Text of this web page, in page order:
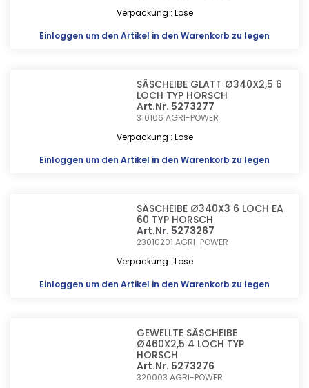
Verpackung : Lose
Einloggen um den Artikel in den Warenkorb zu legen
SÄSCHEIBE GLATT Ø340X2,5 6
LOCH TYP HORSCH
Art.Nr. 5273277
310106AGRI-POWER
Verpackung : Lose
Einloggen um den Artikel in den Warenkorb zu legen
SÄSCHEIBE Ø340X3 6 LOCH EA
60 TYP HORSCH
Art.Nr. 5273267
23010201AGRI-POWER
Verpackung : Lose
Einloggen um den Artikel in den Warenkorb zu legen
GEWELLTE SÄSCHEIBE
Ø460X2,5 4 LOCH TYP
HORSCH
Art.Nr. 5273276
320003AGRI-POWER